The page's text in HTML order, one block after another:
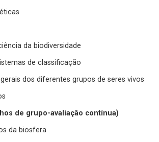
da biodiversidade
de classificação
dos diferentes grupos de seres vivos
de grupo-avaliação contínua)
da biosfera